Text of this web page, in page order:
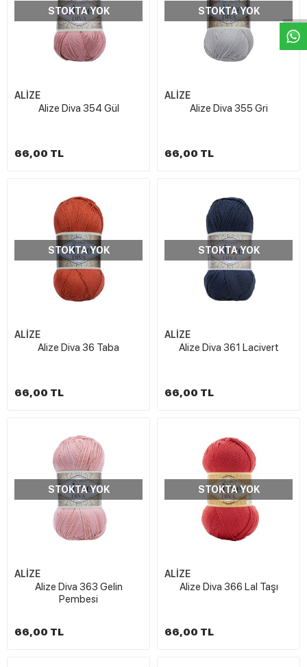
STOKTA YOK
ALİZE
Alize Diva 354 Gül
66,00 TL
STOKTA YOK
ALİZE
Alize Diva 355 Gri
66,00 TL
STOKTA YOK
ALİZE
Alize Diva 36 Taba
66,00 TL
STOKTA YOK
ALİZE
Alize Diva 361 Lacivert
66,00 TL
STOKTA YOK
ALİZE
Alize Diva 363 Gelin
Pembesi
66,00 TL
STOKTA YOK
ALİZE
Alize Diva 366 Lal Taşı
66,00 TL